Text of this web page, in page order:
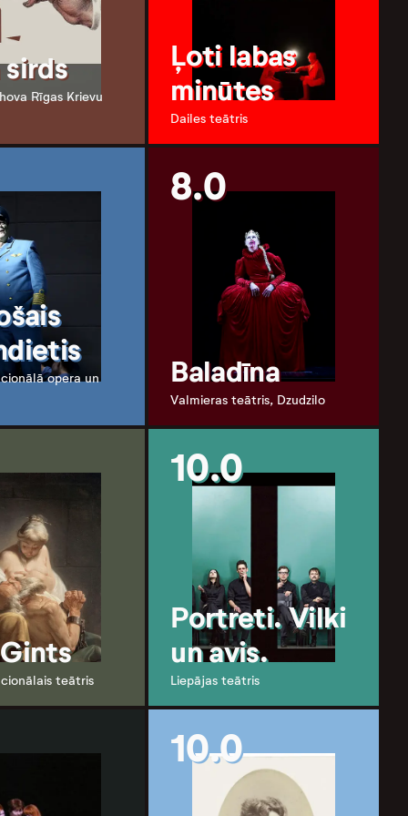
sirds
Rīgas Krievu
Ļoti labas
minūtes
Dailes teātris
opera un
8.0
Baladīna
Valmieras teātris, Dzudzilo
teātris
10.0
Portreti. Vilki
un avis.
Liepājas teātris
10.0